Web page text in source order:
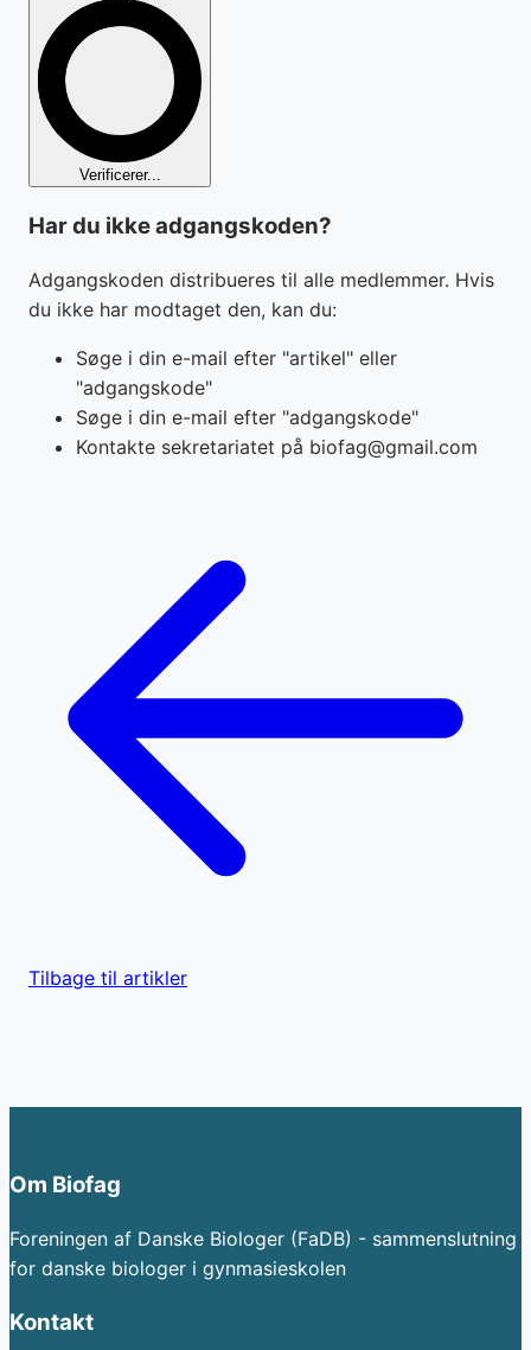
Verificerer...
Har du ikke adgangskoden?
Adgangskoden distribueres til alle medlemmer. Hvis
du ikke har modtaget den, kan du:
Søge i din e-mail efter "artikel" eller
"adgangskode"
Søge i din e-mail efter "adgangskode"
Kontakte sekretariatet på biofag@gmail.com
Tilbage til artikler
Om Biofag
Foreningen af Danske Biologer (FaDB) - sammenslutning
for danske biologer i gynmasieskolen
Kontakt